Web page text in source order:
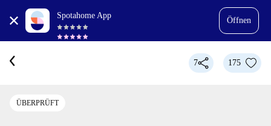
Spotahome App
Öffnen
7 175
ÜBERPRÜFT